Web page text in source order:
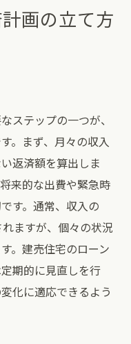
画の立て方
ステップの一つが、
。まず、月々の収入
返済額を算出しま
来的な出費や緊急時
す。通常、収入の
ますが、個々の状況
。建売住宅のローン
期的に見直しを行
化に適応できるよう